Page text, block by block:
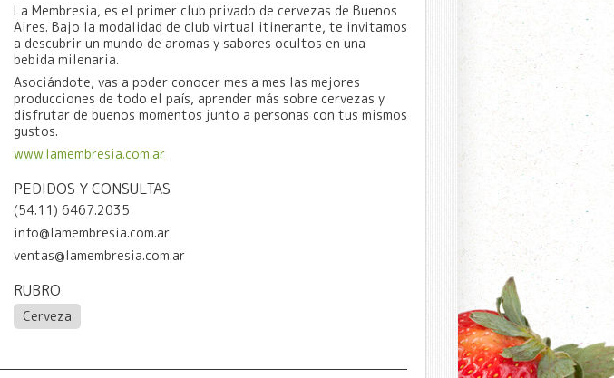
La Membresia, es el primer club privado de cervezas de Buenos
Aires. Bajo la modalidad de club virtual itinerante, te invitamos
a descubrir un mundo de aromas y sabores ocultos en una
bebida milenaria.
Asociándote, vas a poder conocer mes a mes las mejores
producciones de todo el país, aprender más sobre cervezas y
disfrutar de buenos momentos junto a personas con tus mismos
gustos.
www.lamembresia.com.ar
PEDIDOS Y CONSULTAS
(54.11) 6467.2035
info@lamembresia.com.ar
ventas@lamembresia.com.ar
RUBRO
Cerveza